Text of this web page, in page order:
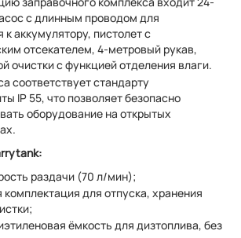
с длинным проводом для
аккумулятору, пистолет с
отсекателем, 4-метровый рукав,
очистки с функцией отделения влаги.
соответствует стандарту
IP 55, что позволяет безопасно
оборудование на открытых
раздачи (70 л/мин);
комплектация для отпуска, хранения
ёмкость для дизтоплива, без